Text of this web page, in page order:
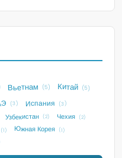
Вьетнам (5) Китай (5)
(3) Испания (3)
Узбекистан (2) Чехия (2)
(1) Южная Корея (1)